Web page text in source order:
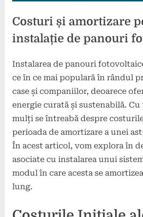
Costuri și amortizare
instalație de panouri
Posted
on
8
martie
2024
By
comunicat
Instalarea de panouri
ce în ce mai populară în rândul
case și companiilor, deoarece
energie curată și sustenabilă. Cu
mulți se întreabă despre
perioada de amortizare a unei
În acest articol, vom explora în
asociate cu instalarea unui
modul în care acesta se
lung.